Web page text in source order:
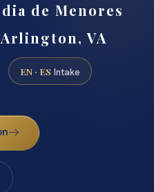
de Menores
VA
EN · ES Intake